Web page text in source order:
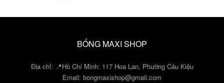
BỐNG MAXI SHOP
Địa chỉ: 📍Hồ Chí Minh: 117 Hoa Lan, Phường Cầu Kiệu
Email: bongmaxishop@gmail.com